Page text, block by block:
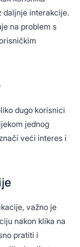
daljnje interakcije.
na problem s
dugo korisnici
jednog
veći interes i
važno je
nakon klika na
pratiti i